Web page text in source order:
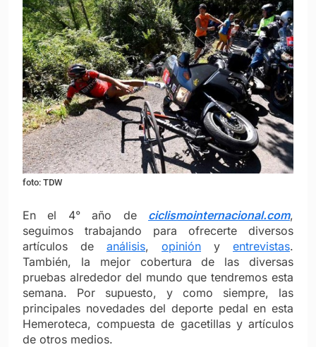
foto: TDW
En el 4° año de ciclismointernacional.com,
seguimos trabajando para ofrecerte diversos
artículos de análisis, opinión y entrevistas.
También, la mejor cobertura de las diversas
pruebas alrededor del mundo que tendremos esta
semana. Por supuesto, y como siempre, las
principales novedades del deporte pedal en esta
Hemeroteca, compuesta de gacetillas y artículos
de otros medios.